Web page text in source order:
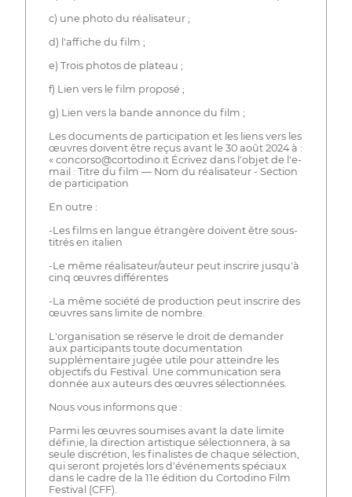
c) une photo du réalisateur ;
d) l'affiche du film ;
e) Trois photos de plateau ;
f) Lien vers le film proposé ;
g) Lien vers la bande annonce du film ;
Les documents de participation et les liens vers les
œuvres doivent être reçus avant le 30 août 2024 à :
« concorso@cortodino.it Écrivez dans l'objet de l'e-
mail : Titre du film — Nom du réalisateur - Section
de participation
En outre :
-Les films en langue étrangère doivent être sous-
titrés en italien
-Le même réalisateur/auteur peut inscrire jusqu'à
cinq œuvres différentes
-La même société de production peut inscrire des
œuvres sans limite de nombre.
L'organisation se réserve le droit de demander
aux participants toute documentation
supplémentaire jugée utile pour atteindre les
objectifs du Festival. Une communication sera
donnée aux auteurs des œuvres sélectionnées.
Nous vous informons que :
Parmi les œuvres soumises avant la date limite
définie, la direction artistique sélectionnera, à sa
seule discrétion, les finalistes de chaque sélection,
qui seront projetés lors d'événements spéciaux
dans le cadre de la 11e édition du Cortodino Film
Festival (CFF).